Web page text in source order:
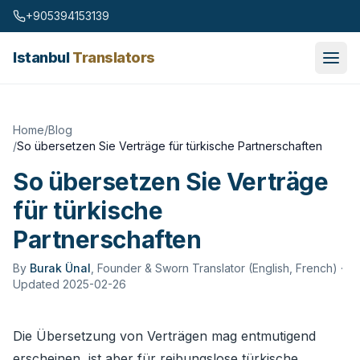
Skip to content
+905394153139
IstanbulTranslators
Home/Blog
/So übersetzen Sie Verträge für türkische Partnerschaften
So übersetzen Sie Verträge
für türkische
Partnerschaften
By Burak Ünal Founder & Sworn Translator (English, French) ·
Updated 2025-02-26
Die Übersetzung von Verträgen mag entmutigend